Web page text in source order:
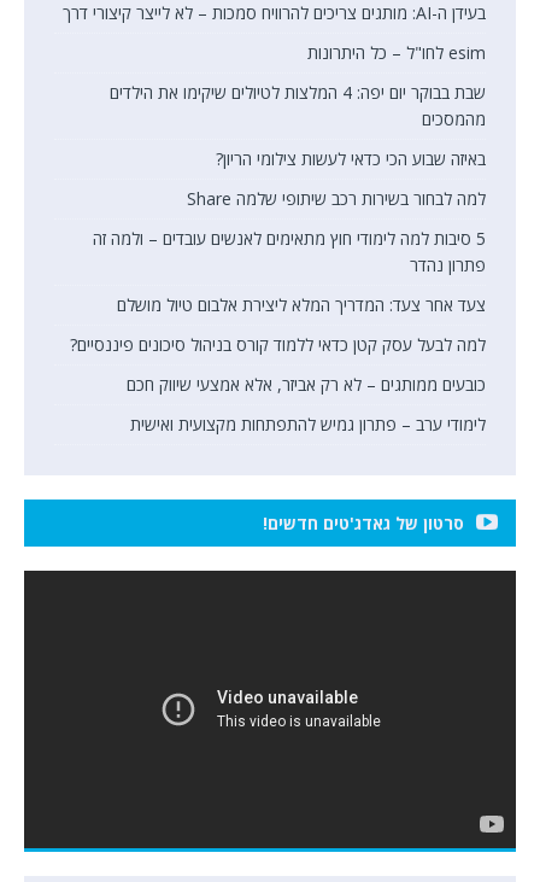
בעידן ה-AI: מותגים צריכים להרוויח סמכות – לא לייצר קיצורי דרך
esim לחו"ל – כל היתרונות
שבת בבוקר יום יפה: 4 המלצות לטיולים שיקימו את הילדים
מהמסכים
באיזה שבוע הכי כדאי לעשות צילומי הריון?
למה לבחור בשירות רכב שיתופי שלמה Share
5 סיבות למה לימודי חוץ מתאימים לאנשים עובדים – ולמה זה
פתרון נהדר
צעד אחר צעד: המדריך המלא ליצירת אלבום טיול מושלם
למה לבעל עסק קטן כדאי ללמוד קורס בניהול סיכונים פיננסיים?
כובעים ממותגים – לא רק אביזר, אלא אמצעי שיווק חכם
לימודי ערב – פתרון גמיש להתפתחות מקצועית ואישית
סרטון של גאדג'טים חדשים!